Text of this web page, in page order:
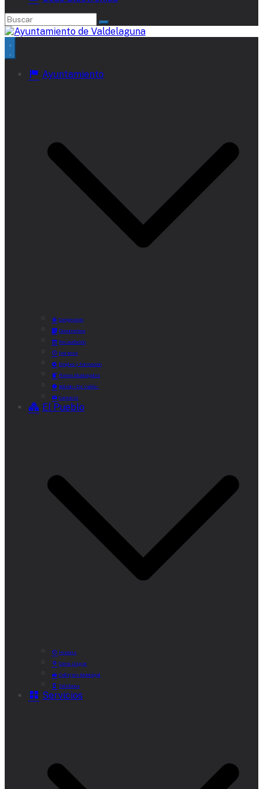
Ayuntamiento
Corporación
Documentos
Recaudación
Horarios
Empleo y Formación
Plenos Municipales
Boletín «De Valde»
Contacta
El Pueblo
Historia
Cómo Llegar
Callejero Municipal
Teléfonos
Servicios